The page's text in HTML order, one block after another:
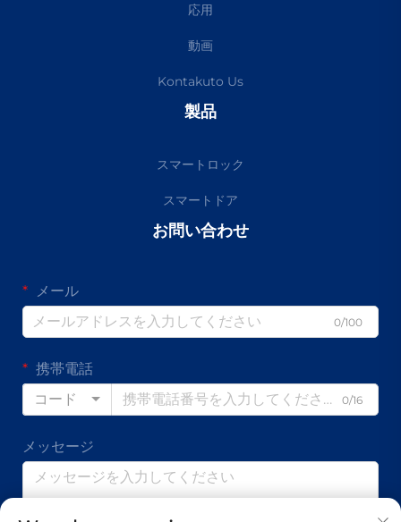
応用
動画
Kontakuto Us
製品
スマートロック
スマートドア
お問い合わせ
メール
0/100
携帯電話
コード
0/16
メッセージ